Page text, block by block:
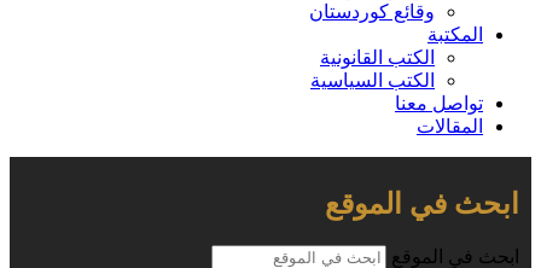
وقائع كوردستان
المكتبة
الكتب القانونية
الكتب السياسية
تواصل معنا
المقالات
ابحث في الموقع
ابحث في الموقع